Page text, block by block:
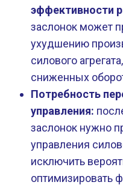
эффективности
заслонок может
ухудшению
силового
сниженных
Потребность
управления:
заслонок нужно
управления
исключить
оптимизировать